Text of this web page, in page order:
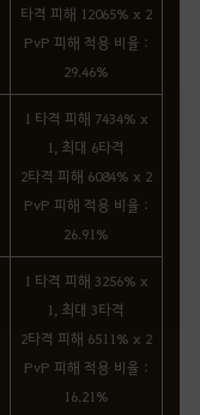
타격 피해 12065% x 2
PvP 피해 적용 비율 :
29.46%
1 타격 피해 7434% x
1, 최대 6타격
2타격 피해 6084% x 2
PvP 피해 적용 비율 :
26.91%
1 타격 피해 3256% x
1, 최대 3타격
2타격 피해 6511% x 2
PvP 피해 적용 비율 :
16.21%